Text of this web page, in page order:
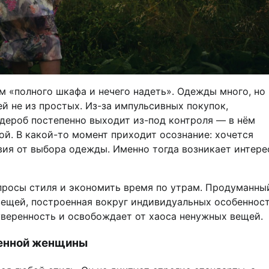
шкафа и нечего надеть». Одежды много, но
не из простых. Из-за импульсивных покупок,
постепенно выходит из-под контроля — в нём
В какой-то момент приходит осознание: хочется
от выбора одежды. Именно тогда возникает
стиля и экономить время по утрам.
построенная вокруг индивидуальных
и освобождает от хаоса ненужных вещей.
женщины